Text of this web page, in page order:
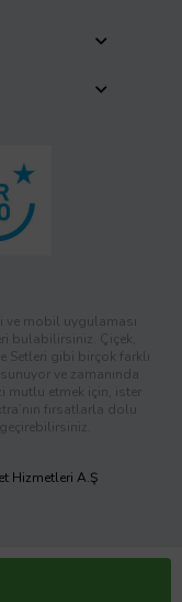
ve mobil uygulaması
bulabilirsiniz. Çiçek,
Setleri gibi birçok farklı
ve zamanında
mutlu etmek için, ister
fırsatlarla dolu
Hizmetleri A.Ş